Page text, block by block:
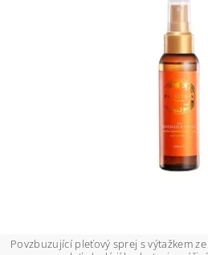
Povzbuzující pleťový sprej s výtažkem